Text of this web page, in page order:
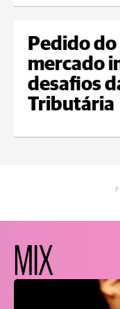
Pedido do
mercado
desafios
Tributária
MIX